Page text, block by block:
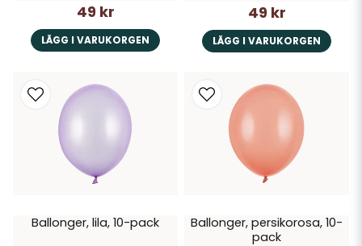
49 kr
LÄGG I VARUKORGEN
49 kr
LÄGG I VARUKORGEN
Ballonger, lila, 10-pack
Ballonger, persikorosa, 10-
pack